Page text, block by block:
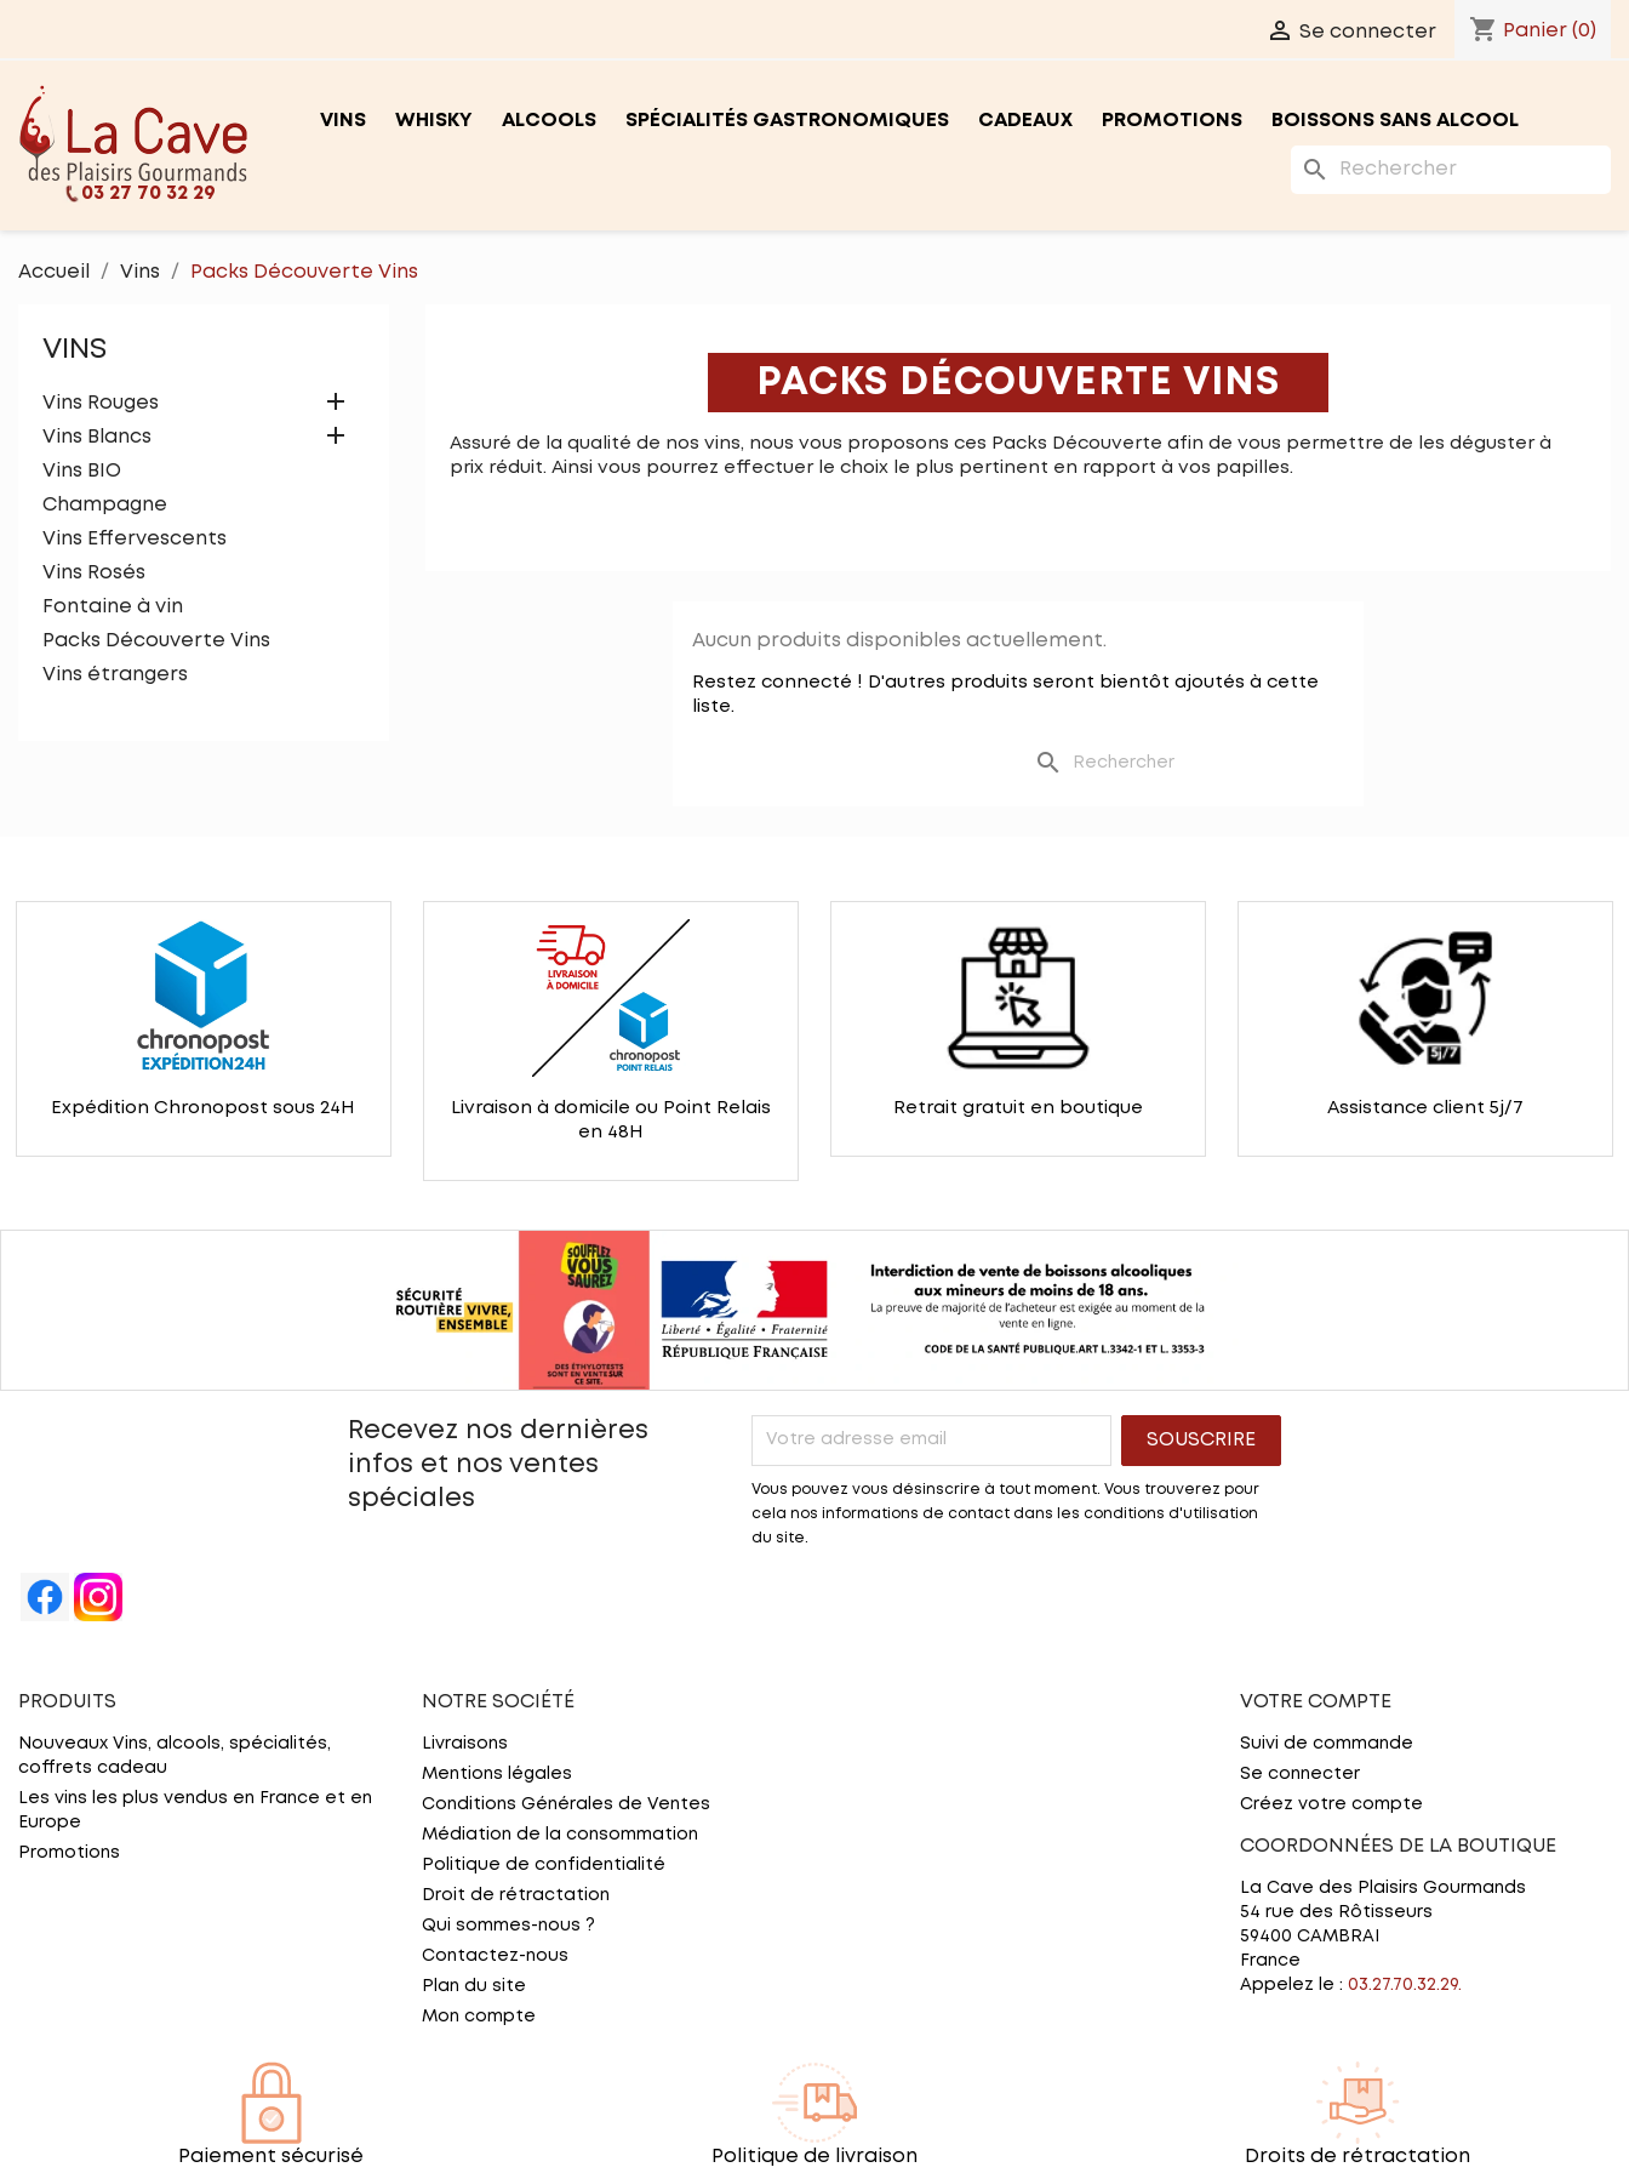
 Se connecter shopping_cart Panier (0)
03 27 70 32 29
VINS WHISKY ALCOOLS SPÉCIALITÉS GASTRONOMIQUES CADEAUX PROMOTIONS BOISSONS SANS ALCOOL
search
Accueil Vins Packs Découverte Vins
VINS
Vins Rouges 
Vins Blancs 
Vins BIO
Champagne
Vins Effervescents
Vins Rosés
Fontaine à vin
Packs Découverte Vins
Vins étrangers
PACKS DÉCOUVERTE VINS
Assuré de la qualité de nos vins, nous vous proposons ces Packs Découverte afin de vous permettre de les déguster à
prix réduit. Ainsi vous pourrez effectuer le choix le plus pertinent en rapport à vos papilles.
Aucun produits disponibles actuellement.
Restez connecté ! D'autres produits seront bientôt ajoutés à cette
liste.
search
Expédition Chronopost sous 24H
Livraison à domicile ou Point Relais
en 48H
Retrait gratuit en boutique Assistance client 5j/7
Recevez nos dernières
infos et nos ventes
spéciales
Vous pouvez vous désinscrire à tout moment. Vous trouverez pour
cela nos informations de contact dans les conditions d'utilisation
du site.
PRODUITS
Nouveaux Vins, alcools, spécialités,
coffrets cadeau
Les vins les plus vendus en France et en
Europe
Promotions
NOTRE SOCIÉTÉ
Livraisons
Mentions légales
Conditions Générales de Ventes
Médiation de la consommation
Politique de confidentialité
Droit de rétractation
Qui sommes-nous ?
Contactez-nous
Plan du site
Mon compte
VOTRE COMPTE
Suivi de commande
Se connecter
Créez votre compte
COORDONNÉES DE LA BOUTIQUE
La Cave des Plaisirs Gourmands
54 rue des Rôtisseurs
59400 CAMBRAI
France
Appelez le : 03.27.70.32.29.
Paiement sécurisé Politique de livraison Droits de rétractation